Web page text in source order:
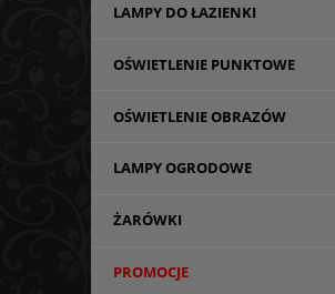
LAMPY DO ŁAZIENKI
OŚWIETLENIE PUNKTOWE
OŚWIETLENIE OBRAZÓW
LAMPY OGRODOWE
ŻARÓWKI
PROMOCJE